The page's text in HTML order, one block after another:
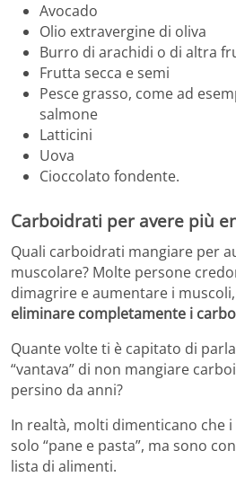
Avocado
Olio extravergine di oliva
Burro di arachidi o di altra
Frutta secca e semi
Pesce grasso, come ad
salmone
Latticini
Uova
Cioccolato fondente.
Carboidrati per avere più
Quali carboidrati mangiare per
muscolare? Molte persone
dimagrire e aumentare i
eliminare completamente i
Quante volte ti è capitato di
“vantava” di non mangiare
persino da anni?
In realtà, molti dimenticano che
solo “pane e pasta”, ma sono
lista di alimenti.